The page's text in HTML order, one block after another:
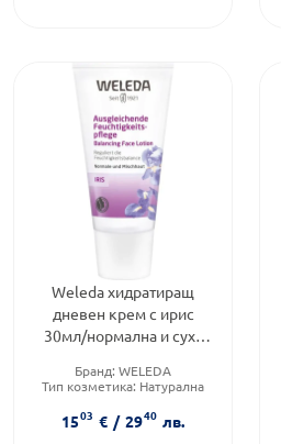
Weleda хидратиращ
дневен крем с ирис
30мл/нормална и суха
Бранд: WELEDA
Тип козметика: Натурална
Функционалност:
Подхранване и хидратация
1503 € / 2940 лв.